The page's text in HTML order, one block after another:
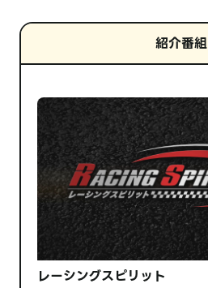
紹介番組
レーシングスピリット